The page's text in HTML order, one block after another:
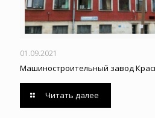
01.09.2021
Машиностроительный завод
Читать далее